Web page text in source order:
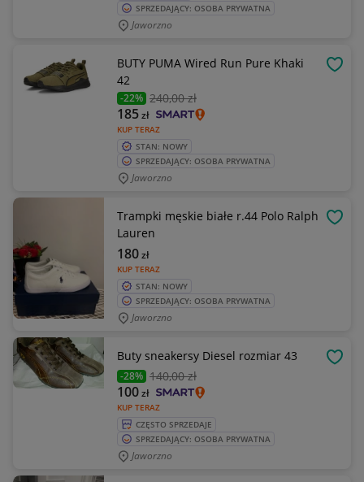
SPRZEDAJĄCY: OSOBA PRYWATNA
Jaworzno
BUTY PUMA Wired Run Pure Khaki
42
-22% 240,00 zł
KUP TERAZ
185zł
STAN: NOWY
SPRZEDAJĄCY: OSOBA PRYWATNA
Jaworzno
Trampki męskie białe r.44 Polo Ralph
Lauren
KUP TERAZ
180zł
STAN: NOWY
SPRZEDAJĄCY: OSOBA PRYWATNA
Jaworzno
Buty sneakersy Diesel rozmiar 43
-28% 140,00 zł
KUP TERAZ
100zł
CZĘSTO SPRZEDAJE
SPRZEDAJĄCY: OSOBA PRYWATNA
Jaworzno